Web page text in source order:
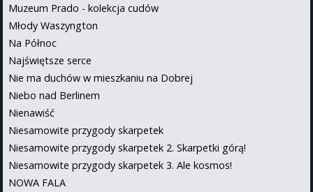
Muzeum Prado - kolekcja cudów
Młody Waszyngton
Na Północ
Najświętsze serce
Nie ma duchów w mieszkaniu na Dobrej
Niebo nad Berlinem
Nienawiść
Niesamowite przygody skarpetek
Niesamowite przygody skarpetek 2. Skarpetki górą!
Niesamowite przygody skarpetek 3. Ale kosmos!
NOWA FALA